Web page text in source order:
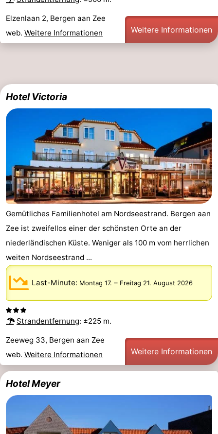
Elzenlaan 2, Bergen aan Zee
web. Weitere Informationen Weitere Informationen
Hotel Victoria
Gemütliches Familienhotel am Nordseestrand. Bergen aan
Zee ist zweifellos einer der schönsten Orte an der
niederländischen Küste. Weniger als 100 m vom herrlichen
weiten Nordseestrand ...
Last-Minute: Montag 17. – Freitag 21. August 2026
Strandentfernung: ±225 m.
Zeeweg 33, Bergen aan Zee
web. Weitere Informationen Weitere Informationen
Hotel Meyer